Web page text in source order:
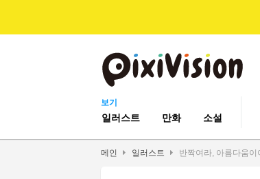
보기
일러스트 만화 소설
메인 일러스트 반짝여라, 아름다움이